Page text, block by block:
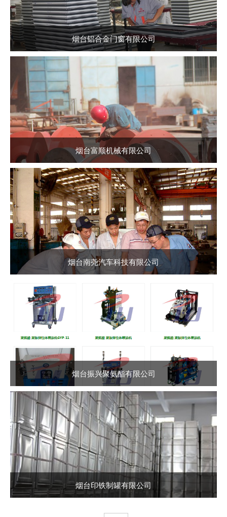
烟台铝合金门窗有限公司
烟台富顺机械有限公司
烟台南尧汽车科技有限公司
烟台振兴聚氨酯有限公司
烟台印铁制罐有限公司